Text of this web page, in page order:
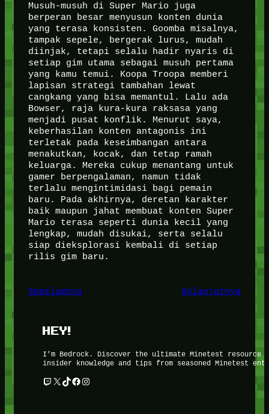
Musuh-musuh di Super Mario juga
berperan besar menyusun konten dunia
yang terasa konsisten. Goomba misalnya,
tampak sepele, bergerak lurus, mudah
diinjak, tetapi selalu hadir nyaris di
setiap gim utama sebagai musuh pertama
yang kamu temui. Koopa Troopa memberi
lapisan strategi tambahan lewat
cangkang yang bisa memantul. Lalu ada
Bowser, raja kura-kura raksasa yang
menjadi pusat konflik. Menurut saya,
keberhasilan konten antagonis ini
terletak pada keseimbangan antara
menakutkan, kocak, dan tetap ramah
keluarga. Mereka cukup menantang untuk
gamer berpengalaman, namun tidak
terlalu mengintimidasi bagi pemain
baru. Pada akhirnya, deretan karakter
baik maupun jahat membuat konten Super
Mario terasa seperti dunia kecil yang
lengkap, mudah disukai, serta selalu
siap dieksplorasi kembali di setiap
rilis gim baru.
Sebelumnya Selanjutnya
HEY!
I’m Bedrock. Discover the ultimate Minetest
insider knowledge and tips from seasoned Minetest
Twitch X TikTok Facebook Instagram